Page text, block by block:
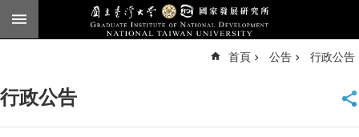
跳到主要內容區塊
臺
首頁 公告 行政公告
行政公告